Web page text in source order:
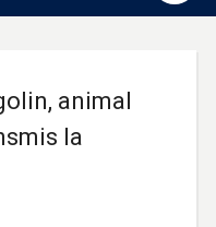
animal
la